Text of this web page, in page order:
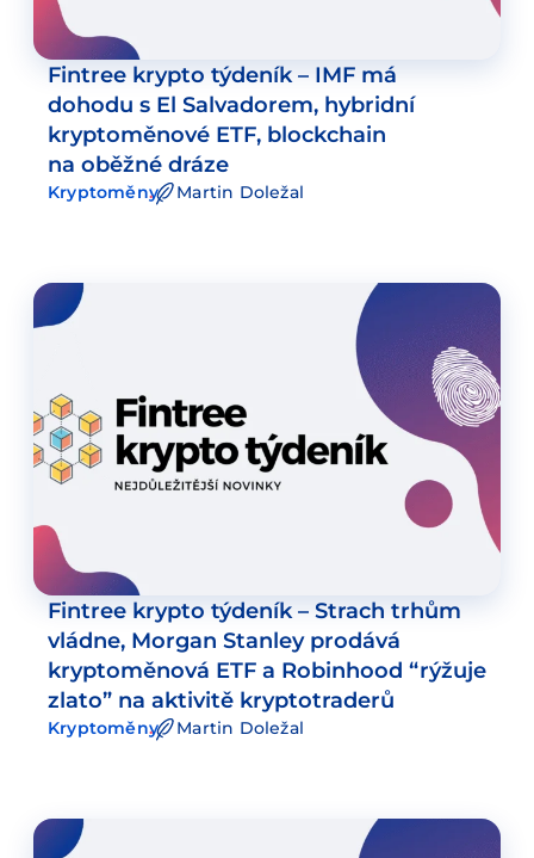
Fintree krypto týdeník – IMF má
dohodu s El Salvadorem, hybridní
kryptoměnové ETF, blockchain
na oběžné dráze
Kryptoměny Martin Doležal
Fintree krypto týdeník – Strach trhům
vládne, Morgan Stanley prodává
kryptoměnová ETF a Robinhood “rýžuje
zlato” na aktivitě kryptotraderů
Kryptoměny Martin Doležal